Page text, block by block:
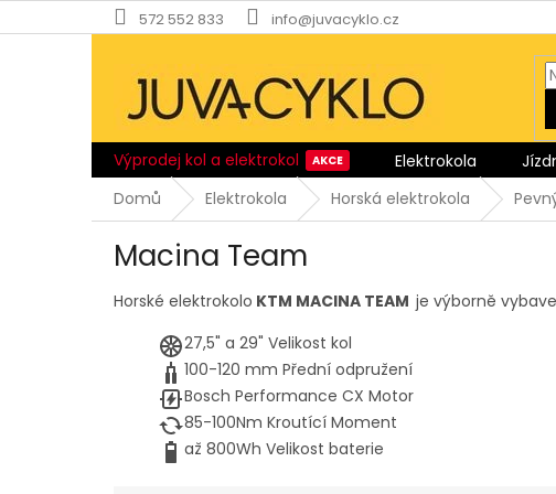
na
572 552 833 info@juvacyklo.cz
Výprodej kol a elektrokol Elektrokola
Domů
Elektrokola Horská elektrokola
Macina Team
Horské elektrokolo KTM MACINA TEAM je výborně
27,5" a 29" Velikost kol
100-120 mm Přední odpružení
Bosch Performance CX Motor
85-100Nm Kroutící Moment
až 800Wh Velikost baterie